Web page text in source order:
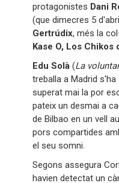
protagonistes Dani
(que dimecres 5
Gertrúdix, més la
Kase O, Los
Edu Solà (La
treballa a Madrid
superat mai la por
pateix un desmai a
de Bilbao en un vell
pors compartides
el seu somni.
Segons assegura
havien detectat un